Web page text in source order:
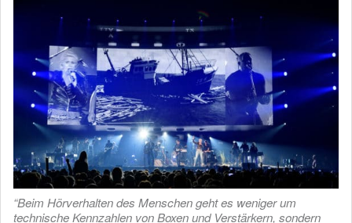
“Beim Hörverhalten des Menschen geht es weniger um
technische Kennzahlen von Boxen und Verstärkern, sondern